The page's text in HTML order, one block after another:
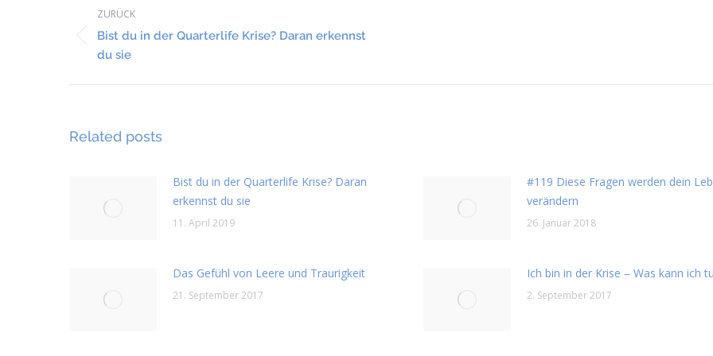
ZURÜCK
Vorheriger
Beitrag:
Bist du in der Quarterlife Krise? Daran erkennst
du sie
Related posts
Bist du in der Quarterlife Krise? Daran
erkennst du sie
11. April 2019
#119 Diese Fragen werden dein
verändern
26. Januar 2018
Das Gefühl von Leere und Traurigkeit
21. September 2017
Ich bin in der Krise – Was kann ich
2. September 2017